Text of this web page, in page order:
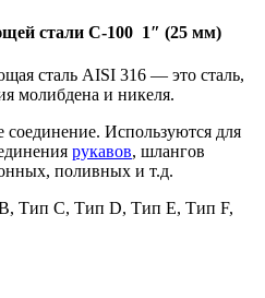
стали С-100 1″ (25 мм)
сталь AISI 316 — это сталь,
молибдена и никеля.
соединение. Используются для
рукавов, шлангов
поливных и т.д.
Тип C, Тип D, Тип E, Тип F,